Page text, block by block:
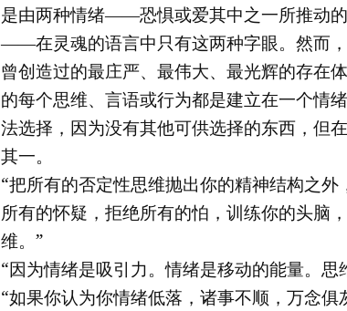
是由两种情绪――恐惧或爱其中之一所推动
――在灵魂的语言中只有这两种字眼。然而
曾创造过的最庄严、最伟大、最光辉的存
的每个思维、言语或行为都是建立在一个情
法选择，因为没有其他可供选择的东西，但
其一。
“把所有的否定性思维抛出你的精神结构之
所有的怀疑，拒绝所有的怕，训练你的头脑
维。”
“因为情绪是吸引力。情绪是移动的能量。思
“如果你认为你情绪低落，诸事不顺，万念